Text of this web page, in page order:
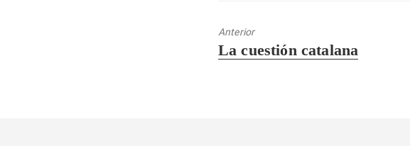
Anterior
Entrada
La cuestión catalana